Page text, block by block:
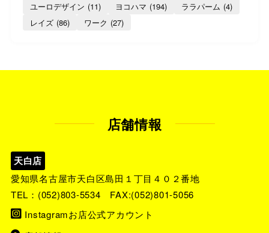
ユーロデザイン (11) ヨコハマ (194) ララパーム (4)
レイズ (86) ワーク (27)
店舗情報
天白店
愛知県名古屋市天白区島田１丁目４０２番地
TEL： (052)803-5534 FAX:(052)801-5056
Instagramお店公式アカウント